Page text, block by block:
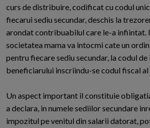
curs de distribuire, codificat cu codul
fiecarui sediu secundar, deschis la
arondat contribuabilul care le-a infiintat.
societatea mama va intocmi cate un
pentru fiecare sediu secundar, la codul
beneficiarului inscriindu-se codul fiscal al
Un aspect important il constituie
a declara, in numele sediilor secundare
impozitul pe venitul din salarii datorat,